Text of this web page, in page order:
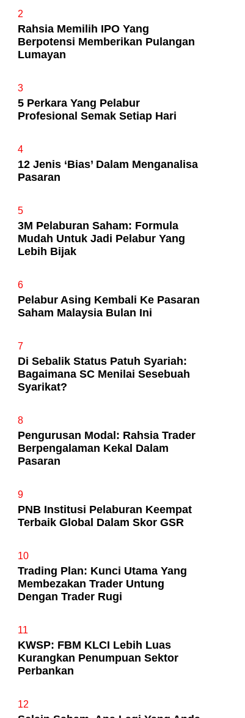
2
Rahsia Memilih IPO Yang
Berpotensi Memberikan Pulangan
Lumayan
3
5 Perkara Yang Pelabur
Profesional Semak Setiap Hari
4
12 Jenis ‘Bias’ Dalam Menganalisa
Pasaran
5
3M Pelaburan Saham: Formula
Mudah Untuk Jadi Pelabur Yang
Lebih Bijak
6
Pelabur Asing Kembali Ke Pasaran
Saham Malaysia Bulan Ini
7
Di Sebalik Status Patuh Syariah:
Bagaimana SC Menilai Sesebuah
Syarikat?
8
Pengurusan Modal: Rahsia Trader
Berpengalaman Kekal Dalam
Pasaran
9
PNB Institusi Pelaburan Keempat
Terbaik Global Dalam Skor GSR
10
Trading Plan: Kunci Utama Yang
Membezakan Trader Untung
Dengan Trader Rugi
11
KWSP: FBM KLCI Lebih Luas
Kurangkan Penumpuan Sektor
Perbankan
12